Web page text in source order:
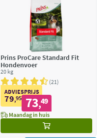
Prins ProCare Standard Fit
Hondenvoer
20 kg
21
ADVIESPRIJS
79,95 73,49
Maandag in huis